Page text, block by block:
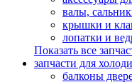
валы,
крышки и
лопатки и
Показать все
запчасти для
балконы